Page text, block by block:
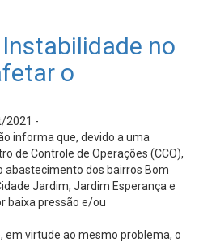
no
o
2021 -
informa que, devido a uma
de Controle de Operações (CCO),
abastecimento dos bairros Bom
Jardim, Jardim Esperança e
baixa pressão e/ou
em virtude ao mesmo problema, o